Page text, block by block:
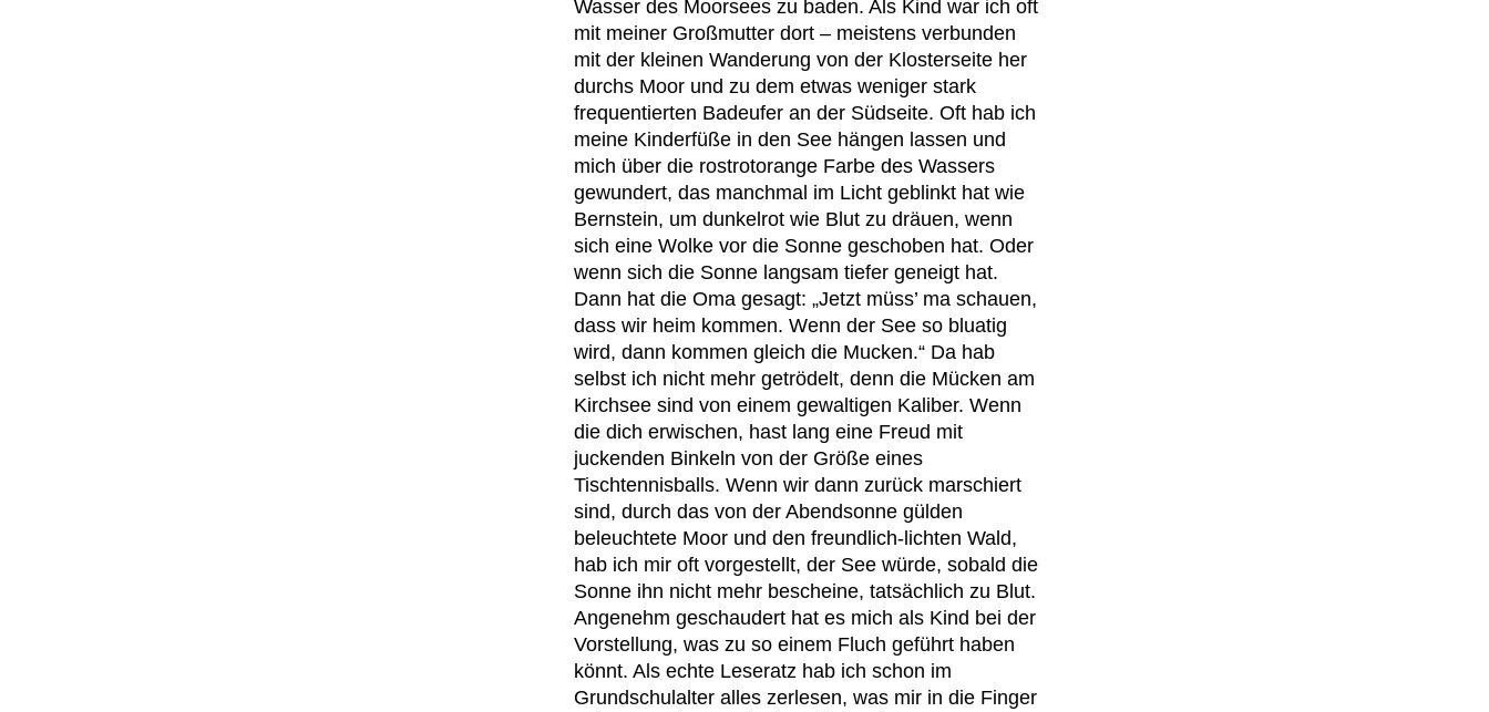
Wasser des Moorsees zu baden. Als Kind war ich oft
mit meiner Großmutter dort – meistens verbunden
mit der kleinen Wanderung von der Klosterseite her
durchs Moor und zu dem etwas weniger stark
frequentierten Badeufer an der Südseite. Oft hab ich
meine Kinderfüße in den See hängen lassen und
mich über die rostrotorange Farbe des Wassers
gewundert, das manchmal im Licht geblinkt hat wie
Bernstein, um dunkelrot wie Blut zu dräuen, wenn
sich eine Wolke vor die Sonne geschoben hat. Oder
wenn sich die Sonne langsam tiefer geneigt hat.
Dann hat die Oma gesagt: „Jetzt müss’ ma schauen,
dass wir heim kommen. Wenn der See so bluatig
wird, dann kommen gleich die Mucken.“ Da hab
selbst ich nicht mehr getrödelt, denn die Mücken am
Kirchsee sind von einem gewaltigen Kaliber. Wenn
die dich erwischen, hast lang eine Freud mit
juckenden Binkeln von der Größe eines
Tischtennisballs. Wenn wir dann zurück marschiert
sind, durch das von der Abendsonne gülden
beleuchtete Moor und den freundlich-lichten Wald,
hab ich mir oft vorgestellt, der See würde, sobald die
Sonne ihn nicht mehr bescheine, tatsächlich zu Blut.
Angenehm geschaudert hat es mich als Kind bei der
Vorstellung, was zu so einem Fluch geführt haben
könnt. Als echte Leseratz hab ich schon im
Grundschulalter alles zerlesen, was mir in die Finger